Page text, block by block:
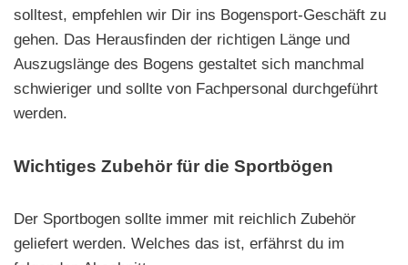
solltest, empfehlen wir Dir ins Bogensport-Geschäft zu
gehen. Das Herausfinden der richtigen Länge und
Auszugslänge des Bogens gestaltet sich manchmal
schwieriger und sollte von Fachpersonal durchgeführt
werden.
Wichtiges Zubehör für die Sportbögen
Der Sportbogen sollte immer mit reichlich Zubehör
geliefert werden. Welches das ist, erfährst du im